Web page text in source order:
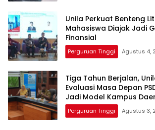
Unila Perkuat Benteng
Mahasiswa Diajak Jadi
Finansial
Perguruan Tinggi Agustus 4,
Tiga Tahun Berjalan,
Evaluasi Masa Depan
Jadi Model Kampus
Perguruan Tinggi Agustus 3,